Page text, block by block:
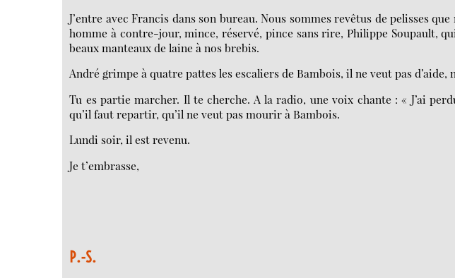
J’entre avec Francis dans son bureau. Nous sommes revêtus de pelisses
homme à contre-jour, mince, réservé, pince sans rire, Philippe Soupault,
beaux manteaux de laine à nos brebis.
André grimpe à quatre pattes les escaliers de Bambois, il ne veut pas d’aide,
Tu es partie marcher. Il te cherche. A la radio, une voix chante : « J’ai
qu’il faut repartir, qu’il ne veut pas mourir à Bambois.
Lundi soir, il est revenu.
Je t’embrasse,
P.-S.